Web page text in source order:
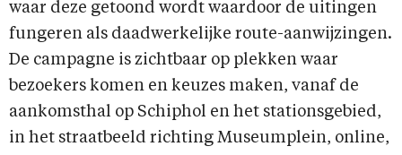
waar deze getoond wordt waardoor de uitingen
fungeren als daadwerkelijke route-aanwijzingen.
De campagne is zichtbaar op plekken waar
bezoekers komen en keuzes maken, vanaf de
aankomsthal op Schiphol en het stationsgebied,
in het straatbeeld richting Museumplein, online,